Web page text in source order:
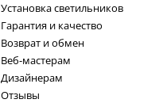
Установка светильников
Гарантия и качество
Возврат и обмен
Веб-мастерам
Дизайнерам
Отзывы